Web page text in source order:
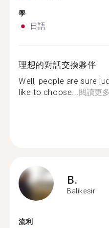
學
日語
理想的對話交換夥伴
Well, people are sure
like to choose...閱讀更多
B.
Balikesir
流利